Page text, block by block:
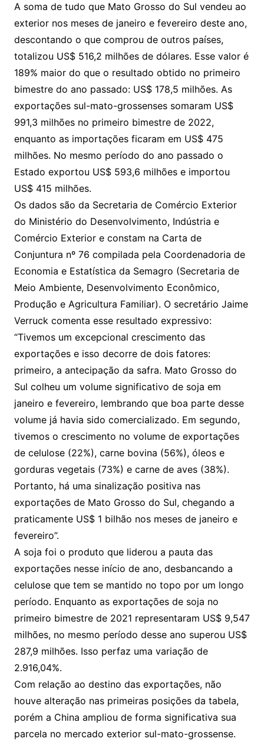
A soma de tudo que Mato Grosso do Sul vendeu ao
exterior nos meses de janeiro e fevereiro deste ano,
descontando o que comprou de outros países,
totalizou US$ 516,2 milhões de dólares. Esse valor é
189% maior do que o resultado obtido no primeiro
bimestre do ano passado: US$ 178,5 milhões. As
exportações sul-mato-grossenses somaram US$
991,3 milhões no primeiro bimestre de 2022,
enquanto as importações ficaram em US$ 475
milhões. No mesmo período do ano passado o
Estado exportou US$ 593,6 milhões e importou
US$ 415 milhões.
Os dados são da Secretaria de Comércio Exterior
do Ministério do Desenvolvimento, Indústria e
Comércio Exterior e constam na Carta de
Conjuntura nº 76 compilada pela Coordenadoria de
Economia e Estatística da Semagro (Secretaria de
Meio Ambiente, Desenvolvimento Econômico,
Produção e Agricultura Familiar). O secretário Jaime
Verruck comenta esse resultado expressivo:
“Tivemos um excepcional crescimento das
exportações e isso decorre de dois fatores:
primeiro, a antecipação da safra. Mato Grosso do
Sul colheu um volume significativo de soja em
janeiro e fevereiro, lembrando que boa parte desse
volume já havia sido comercializado. Em segundo,
tivemos o crescimento no volume de exportações
de celulose (22%), carne bovina (56%), óleos e
gorduras vegetais (73%) e carne de aves (38%).
Portanto, há uma sinalização positiva nas
exportações de Mato Grosso do Sul, chegando a
praticamente US$ 1 bilhão nos meses de janeiro e
fevereiro”.
A soja foi o produto que liderou a pauta das
exportações nesse início de ano, desbancando a
celulose que tem se mantido no topo por um longo
período. Enquanto as exportações de soja no
primeiro bimestre de 2021 representaram US$ 9,547
milhões, no mesmo período desse ano superou US$
287,9 milhões. Isso perfaz uma variação de
2.916,04%.
Com relação ao destino das exportações, não
houve alteração nas primeiras posições da tabela,
porém a China ampliou de forma significativa sua
parcela no mercado exterior sul-mato-grossense.